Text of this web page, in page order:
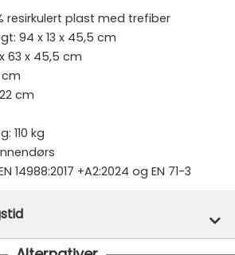
resirkulert plast med trefiber
94 x 13 x 45,5 cm
63 x 45,5 cm
cm
110 kg
14988:2017 +A2:2024 og EN 71-3